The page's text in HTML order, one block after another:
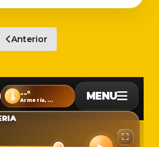
Anterior